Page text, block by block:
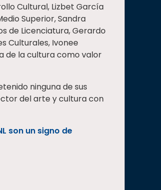
Cultural, Lizbet García
Superior, Sandra
de Licenciatura, Gerardo
Culturales, Ivonee
de la cultura como valor
ninguna de sus
del arte y cultura con
son un signo de